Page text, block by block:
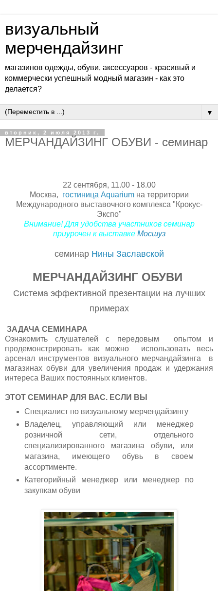
визуальный
мерчендайзинг
магазинов одежды, обуви, аксессуаров - красивый и
коммерчески успешный модный магазин - как это
делается?
▼
вторник, 2 июля 2013 г.
МЕРЧАНДАЙЗИНГ ОБУВИ - семинар
22 сентября, 11.00 - 18.00
Москва, гостиница Aquarium на территории
Международного выставочного комплекса "Крокус-
Экспо"
Внимание! Для удобства участников семинар
приурочен к выставке Мосшуз
cеминар Нины Заславской
МЕРЧАНДАЙЗИНГ ОБУВИ
Система эффективной презентации на лучших
примерах
ЗАДАЧА СЕМИНАРА
Ознакомить слушателей с передовым опытом
и
продемонстрировать как можно использовать весь
арсенал инструментов визуального мерчандайзинга в
магазинах обуви для увеличения продаж и удержания
интереса Ваших постоянных клиентов.
ЭТОТ СЕМИНАР ДЛЯ ВАС. ЕСЛИ ВЫ
Специалист по визуальному мерчендайзингу
Владелец, управляющий или менеджер
розничной сети, отдельного
специализированного магазина обуви, или
магазина, имеющего обувь в своем
ассортименте.
Категорийный менеджер или менеджер по
закупкам обуви